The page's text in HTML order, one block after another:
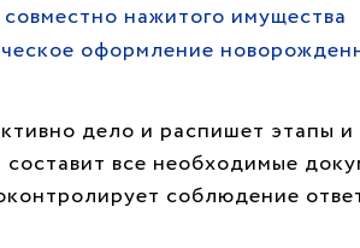
нажитого имущества
оформление
дело и распишет этапы
все необходимые
соблюдение